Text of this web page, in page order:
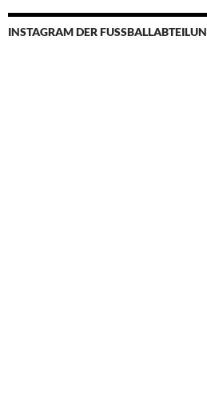
INSTAGRAM DER FUSSBALLABTEILUNG